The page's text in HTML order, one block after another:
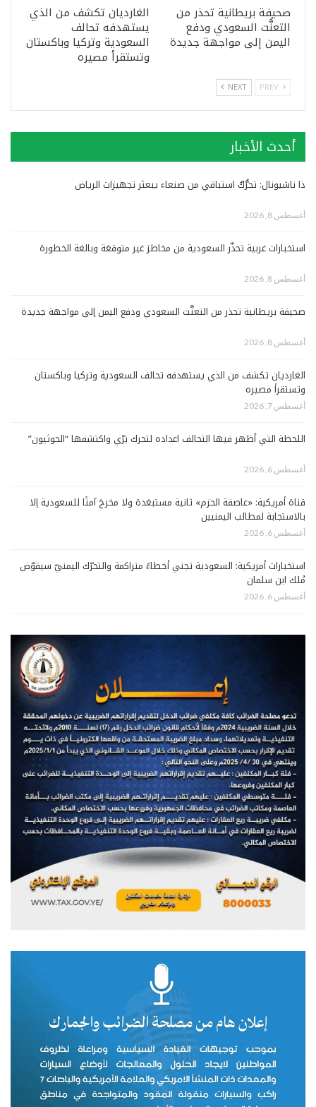
صحيفة بريطانية تحذر من
التعنُّت السعودي ودفع
اليمن إلى مواجهة جديدة
الغارديان تكشف من الذي
يستهدفه تحالف
السعودية وتركيا وباكستان
وتستقرأ مصيره
NEXT
أحدث الأخبار
ذا ناشيونال: تحرُّكٌ استباقي من صنعاء يبعثر تجهيزات الرياض
أغسطس 8, 2026
استخبارات غربية تحذّر السعودية من مخاطرَ غير متوقعَة وبالغة الخطورة
أغسطس 8, 2026
صحيفة بريطانية تحذر من التعنُّت السعودي ودفع اليمن إلى مواجهة جديدة
أغسطس 8, 2026
الغارديان تكشف من الذي يستهدفه تحالف السعودية وتركيا وباكستان
وتستقرأ مصيره
أغسطس 7, 2026
اللحظة التي أظهر فيها التحالف اعداده لتحرك برّي واكتشفها “الحوثيون”
أغسطس 6, 2026
قناة أمريكية: «عاصفة الحزم» ثانية مستبعَدة ولا مخرجَ آمنًا للسعودية إلا
بالاستجابة لمطالب اليمنيين
أغسطس 6, 2026
استخبارات أمريكية: السعودية تجني أخطاءً متراكمة والتحرّك اليمنيّ سيقوّض
مُلك ابن سلمان
أغسطس 6, 2026